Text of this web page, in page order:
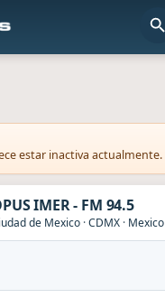
estar inactiva actualmente.
IMER - FM 94.5
de Mexico ·CDMX · Mexico